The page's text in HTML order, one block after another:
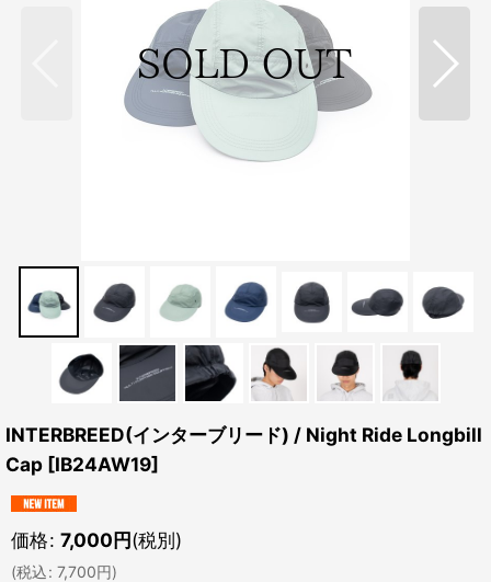
INTERBREED(インターブリード) / Night Ride Longbill
Cap [IB24AW19]
価格: 7,000円(税別)
(税込: 7,700円)